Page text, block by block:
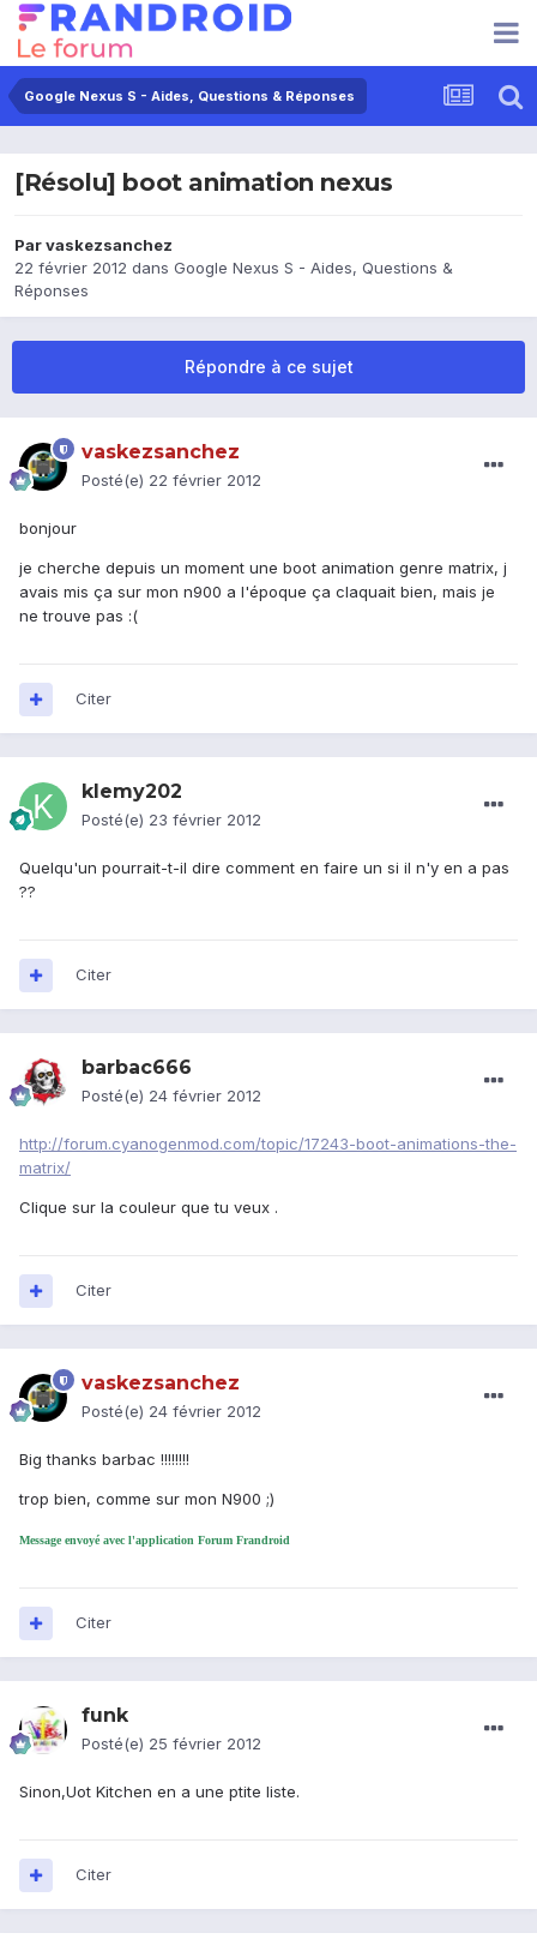
Google Nexus S - Aides, Questions & Réponses
[Résolu] boot animation nexus
Parvaskezsanchez
22 février 2012 dans Google Nexus S - Aides, Questions &
Réponses
Répondre à ce sujet
vaskezsanchez
Posté(e) 22 février 2012
bonjour
je cherche depuis un moment une boot animation genre matrix, j
avais mis ça sur mon n900 a l'époque ça claquait bien, mais je
ne trouve pas :(
Citer
klemy202
Posté(e) 23 février 2012
Quelqu'un pourrait-t-il dire comment en faire un si il n'y en a pas
??
Citer
barbac666
Posté(e) 24 février 2012
http://forum.cyanogenmod.com/topic/17243-boot-animations-the-
matrix/
Clique sur la couleur que tu veux .
Citer
vaskezsanchez
Posté(e) 24 février 2012
Big thanks barbac !!!!!!!!
trop bien, comme sur mon N900 ;)
Message envoyé avec l'application Forum Frandroid
Citer
funk
Posté(e) 25 février 2012
Sinon,Uot Kitchen en a une ptite liste.
Citer